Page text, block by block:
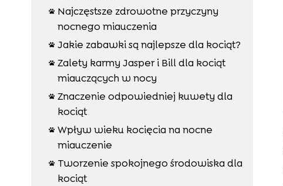

Najczęstsze zdrowotne przyczyny
nocnego miauczenia
 Jakie zabawki są najlepsze dla kociąt?
 Zalety karmy Jasper i Bill dla kociąt
miauczących w nocy
 Znaczenie odpowiedniej kuwety dla
kociąt
 Wpływ wieku kocięcia na nocne
miauczenie

Tworzenie spokojnego środowiska dla
kociąt